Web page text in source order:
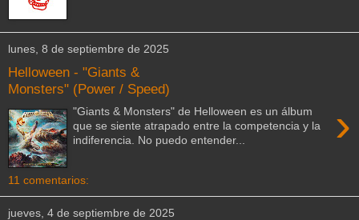
lunes, 8 de septiembre de 2025
Helloween - "Giants &
Monsters" (Power / Speed)
›
"Giants & Monsters" de Helloween es un álbum
que se siente atrapado entre la competencia y la
indiferencia. No puedo entender...
11 comentarios:
jueves, 4 de septiembre de 2025